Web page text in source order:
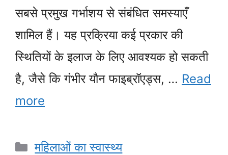
सबसे प्रमुख गर्भाशय से संबंधित समस्याएँ
शामिल हैं। यह प्रक्रिया कई प्रकार की
स्थितियों के इलाज के लिए आवश्यक हो सकती
है, जैसे कि गंभीर यौन फाइब्रॉएड्स, … Read
more
Categories
महिलाओं का स्वास्थ्य